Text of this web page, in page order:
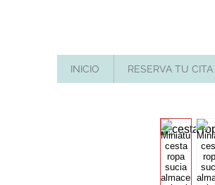
INICIO RESERVA TU CITA